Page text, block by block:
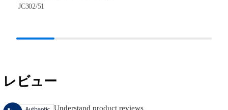
JC302/51
レビュー
Understand product reviews